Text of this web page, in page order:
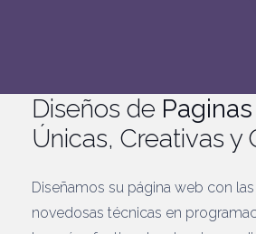
Diseños de
Únicas, Creativas y
Diseñamos su página web con
novedosas técnicas en